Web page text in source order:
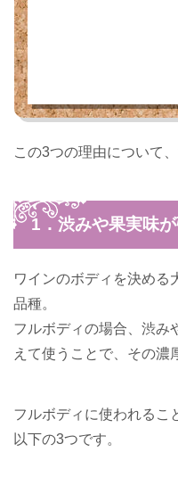
この3つの理由について
1．渋みや果実味
ワインのボディを決める
品種。
フルボディの場合、渋み
えて使うことで、その濃
フルボディに使われるこ
以下の3つです。